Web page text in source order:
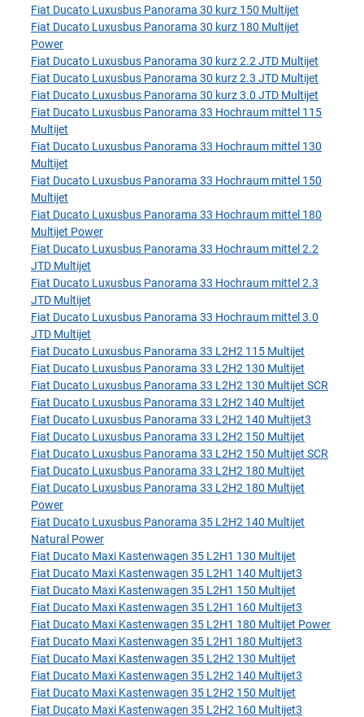
Fiat Ducato Luxusbus Panorama 30 kurz 150 Multijet
Fiat Ducato Luxusbus Panorama 30 kurz 180 Multijet
Power
Fiat Ducato Luxusbus Panorama 30 kurz 2.2 JTD Multijet
Fiat Ducato Luxusbus Panorama 30 kurz 2.3 JTD Multijet
Fiat Ducato Luxusbus Panorama 30 kurz 3.0 JTD Multijet
Fiat Ducato Luxusbus Panorama 33 Hochraum mittel 115
Multijet
Fiat Ducato Luxusbus Panorama 33 Hochraum mittel 130
Multijet
Fiat Ducato Luxusbus Panorama 33 Hochraum mittel 150
Multijet
Fiat Ducato Luxusbus Panorama 33 Hochraum mittel 180
Multijet Power
Fiat Ducato Luxusbus Panorama 33 Hochraum mittel 2.2
JTD Multijet
Fiat Ducato Luxusbus Panorama 33 Hochraum mittel 2.3
JTD Multijet
Fiat Ducato Luxusbus Panorama 33 Hochraum mittel 3.0
JTD Multijet
Fiat Ducato Luxusbus Panorama 33 L2H2 115 Multijet
Fiat Ducato Luxusbus Panorama 33 L2H2 130 Multijet
Fiat Ducato Luxusbus Panorama 33 L2H2 130 Multijet SCR
Fiat Ducato Luxusbus Panorama 33 L2H2 140 Multijet
Fiat Ducato Luxusbus Panorama 33 L2H2 140 Multijet3
Fiat Ducato Luxusbus Panorama 33 L2H2 150 Multijet
Fiat Ducato Luxusbus Panorama 33 L2H2 150 Multijet SCR
Fiat Ducato Luxusbus Panorama 33 L2H2 180 Multijet
Fiat Ducato Luxusbus Panorama 33 L2H2 180 Multijet
Power
Fiat Ducato Luxusbus Panorama 35 L2H2 140 Multijet
Natural Power
Fiat Ducato Maxi Kastenwagen 35 L2H1 130 Multijet
Fiat Ducato Maxi Kastenwagen 35 L2H1 140 Multijet3
Fiat Ducato Maxi Kastenwagen 35 L2H1 150 Multijet
Fiat Ducato Maxi Kastenwagen 35 L2H1 160 Multijet3
Fiat Ducato Maxi Kastenwagen 35 L2H1 180 Multijet Power
Fiat Ducato Maxi Kastenwagen 35 L2H1 180 Multijet3
Fiat Ducato Maxi Kastenwagen 35 L2H2 130 Multijet
Fiat Ducato Maxi Kastenwagen 35 L2H2 140 Multijet3
Fiat Ducato Maxi Kastenwagen 35 L2H2 150 Multijet
Fiat Ducato Maxi Kastenwagen 35 L2H2 160 Multijet3